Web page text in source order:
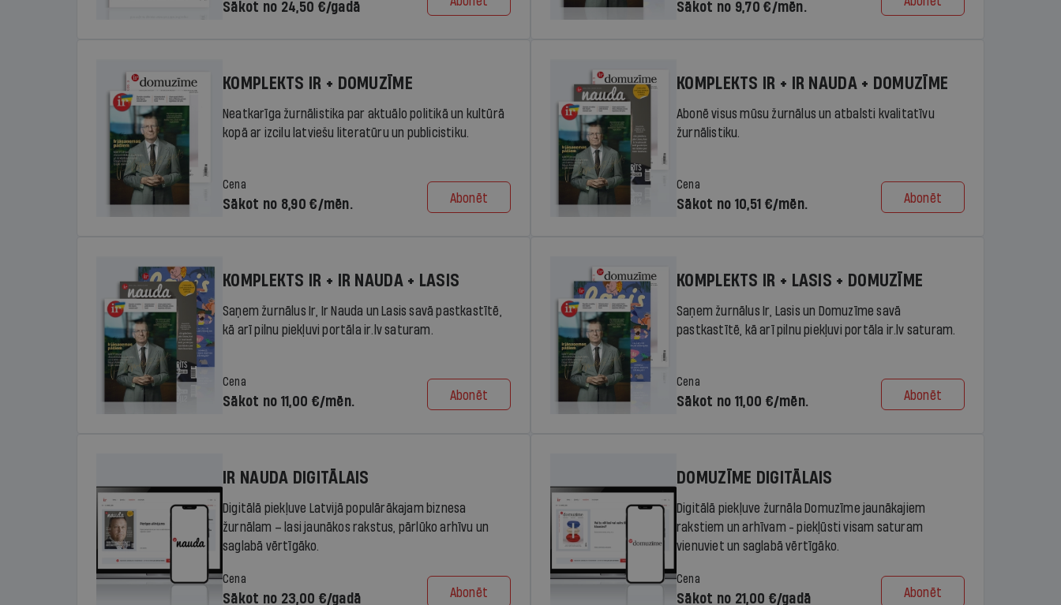
Sākot no 24,50 €/gadā Sākot no 9,70 €/mēn.
KOMPLEKTS IR + DOMUZĪME
Neatkarīga žurnālistika par aktuālo politikā un kultūrā
kopā ar izcilu latviešu literatūru un publicistiku.
Cena
Sākot no 8,90 €/mēn. Abonēt
KOMPLEKTS IR + IR NAUDA + DOMUZĪME
Abonē visus mūsu žurnālus un atbalsti kvalitatīvu
žurnālistiku.
Cena
Sākot no 10,51 €/mēn. Abonēt
KOMPLEKTS IR + IR NAUDA + LASIS
Saņem žurnālus Ir, Ir Nauda un Lasis savā pastkastītē,
kā arī pilnu piekļuvi portāla ir.lv saturam.
Cena
Sākot no 11,00 €/mēn. Abonēt
KOMPLEKTS IR + LASIS + DOMUZĪME
Saņem žurnālus Ir, Lasis un Domuzīme savā
pastkastītē, kā arī pilnu piekļuvi portāla ir.lv saturam.
Cena
Sākot no 11,00 €/mēn. Abonēt
IR NAUDA DIGITĀLAIS
Digitālā piekļuve Latvijā populārākajam biznesa
žurnālam – lasi jaunākos rakstus, pārlūko arhīvu un
saglabā vērtīgāko.
Cena
Sākot no 23,00 €/gadā Abonēt
DOMUZĪME DIGITĀLAIS
Digitālā piekļuve žurnāla Domuzīme jaunākajiem
rakstiem un arhīvam - piekļūsti visam saturam
vienuviet un saglabā vērtīgāko.
Cena
Sākot no 21,00 €/gadā Abonēt